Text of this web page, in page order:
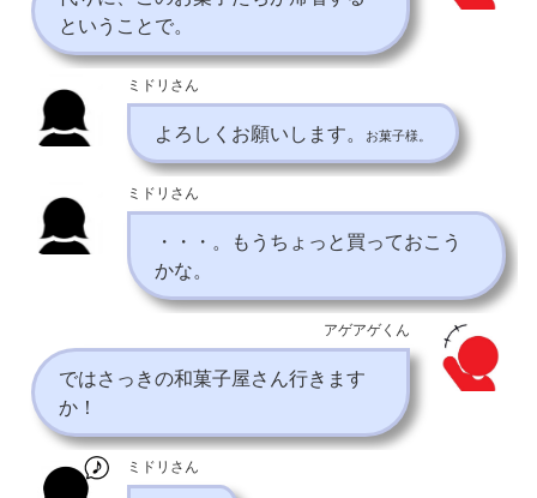
ということで。
ミドリさん
よろしくお願いします。 お菓子様。
ミドリさん
・・・。もうちょっと買っておこう
かな。
アゲアゲくん
ではさっきの和菓子屋さん行きます
か！
ミドリさん